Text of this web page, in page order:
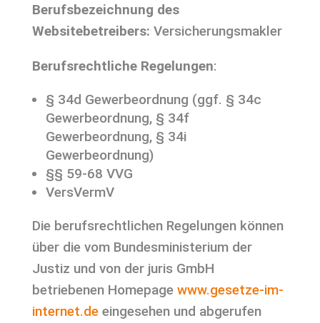
Berufsbezeichnung des
Websitebetreibers: Versicherungsmakler
Berufsrechtliche Regelungen:
§ 34d Gewerbeordnung (ggf. § 34c
Gewerbeordnung, § 34f
Gewerbeordnung, § 34i
Gewerbeordnung)
§§ 59-68 VVG
VersVermV
Die berufsrechtlichen Regelungen können
über die vom Bundesministerium der
Justiz und von der juris GmbH
betriebenen Homepage www.gesetze-im-
internet.deeingesehen und abgerufen